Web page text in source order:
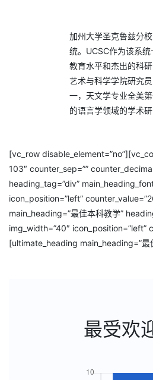
加州大学圣克鲁兹分
统。UCSC作为该系
教育水平和杰出的科
艺术与科学学院研究
一，天文学专业全美
的语言学领域的学术
[vc_row
103″ counter_sep=””
heading_tag=”div”
icon_position=”left”
main_heading=”最佳本科教学”
img_width=”40″
[ultimate_heading main_heading=”
最受欢